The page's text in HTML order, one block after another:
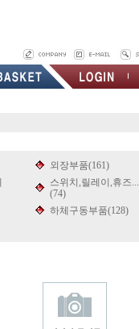
외장부품(161)
스위치,릴레이,휴즈...
(74)
하체구동부품(128)